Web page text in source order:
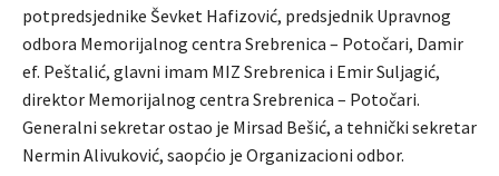
potpredsjednike Ševket Hafizović, predsjednik Upravnog
odbora Memorijalnog centra Srebrenica – Potočari, Damir
ef. Peštalić, glavni imam MIZ Srebrenica i Emir Suljagić,
direktor Memorijalnog centra Srebrenica – Potočari.
Generalni sekretar ostao je Mirsad Bešić, a tehnički sekretar
Nermin Alivuković, saopćio je Organizacioni odbor.